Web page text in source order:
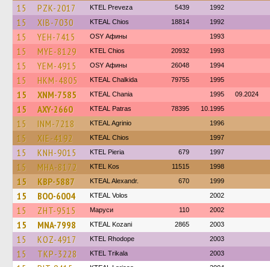
15 PZK-2017 KTEL Preveza 5439 1992
15 XIB-7030 KTEAL Chios 18814 1992
15 YEH-7415 OSY Афины 1993
15 MYE-8129 KTEL Chios 20932 1993
15 YEM-4915 OSY Афины 26048 1994
15 HKM-4805 KTEAL Chalkida 79755 1995
15 XNM-7585 KTEAL Chania 1995 09.2024
15 AXY-2660 KTEAL Patras 78395 10.1995
15 INM-7218 KTEAL Agrinio 1996
15 XIE-4192 KTEAL Chios 1997
15 KNH-9015 KTEL Pieria 679 1997
15 MHA-8172 KTEL Kos 11515 1998
15 KBP-5887 KTEAL Alexandr. 670 1999
15 BOO-6004 KTEAL Volos 2002
15 ZHT-9515 Маруси 110 2002
15 MNA-7998 KTEAL Kozani 2865 2003
15 KOZ-4917 KTEL Rhodope 2003
15 TKP-3228 ΚΤΕL Τrikala 2003